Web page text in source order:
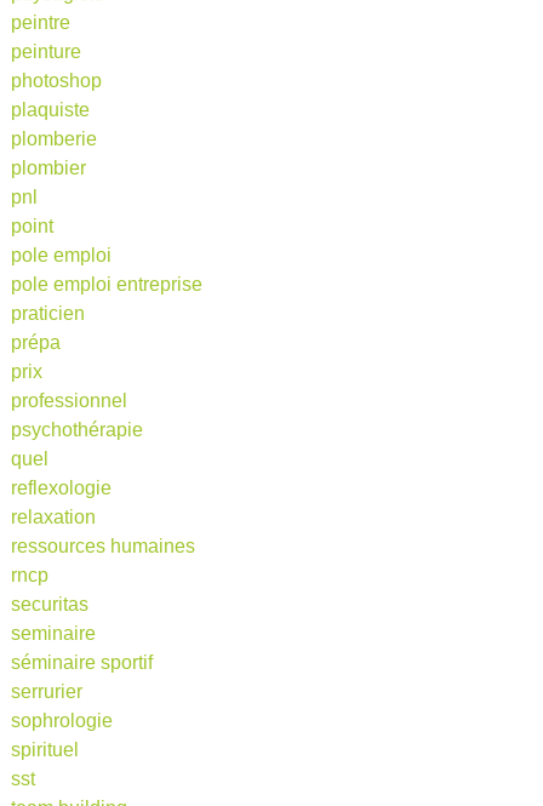
peintre
peinture
photoshop
plaquiste
plomberie
plombier
pnl
point
pole emploi
pole emploi entreprise
praticien
prépa
prix
professionnel
psychothérapie
quel
reflexologie
relaxation
ressources humaines
rncp
securitas
seminaire
séminaire sportif
serrurier
sophrologie
spirituel
sst